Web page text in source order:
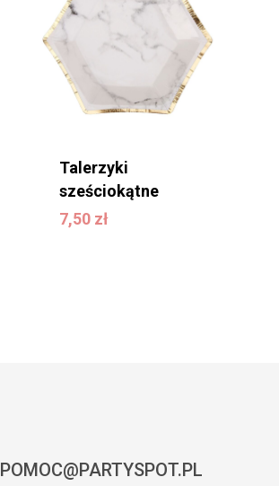
Talerzyki
sześciokątne
7,50 zł
7,50zł
POMOC@PARTYSPOT.PL